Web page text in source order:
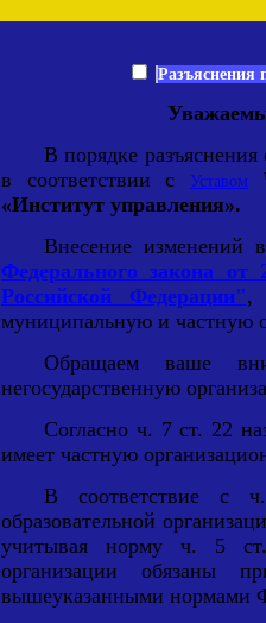
Разъяснения
В порядке
в соответствии с
Уставом
«Институт управления».
Внесение изменений
Федерального закона
Российской Федерации",
муниципальную и частную
Обращаем ваше
негосударственную
Согласно ч. 7 ст. 22
имеет частную
В соответствие с
образовательной
учитывая норму ч. 5 ст.
организации обязаны
вышеуказанными нормами